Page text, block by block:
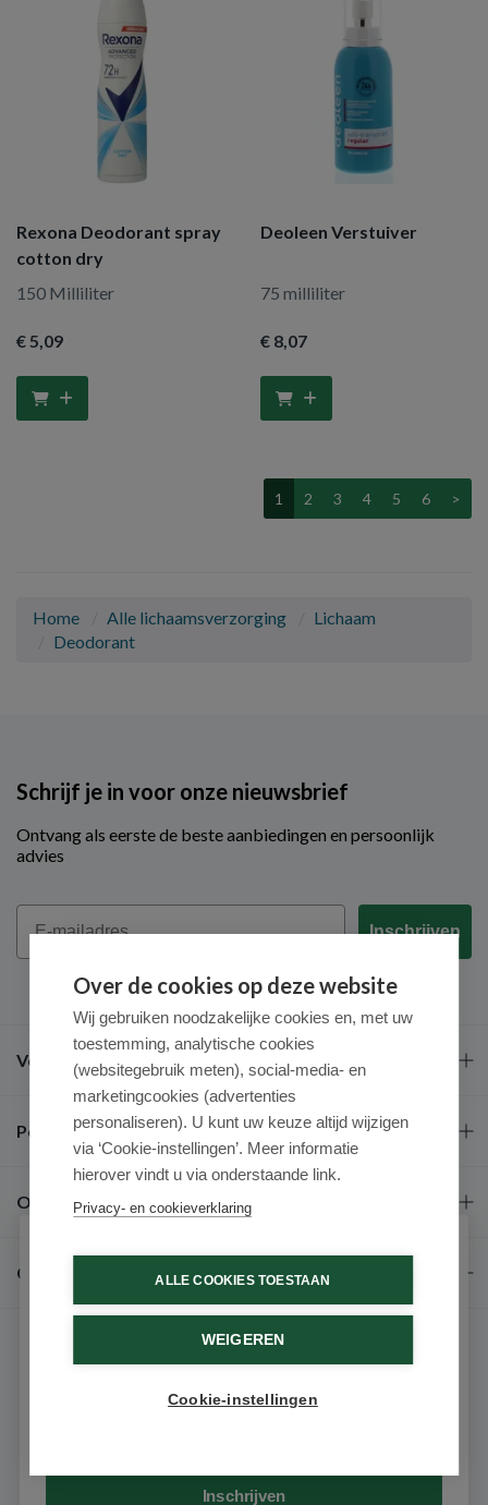
Rexona Deodorant spray
cotton dry
150 Milliliter
€ 5,09
Deoleen Verstuiver
75 milliliter
€ 8,07
1 2 3 4 5 6 >
Home Alle lichaamsverzorging
Lichaam
Deodorant
Schrijf je in voor onze nieuwsbrief
Ontvang als eerste de beste aanbiedingen en persoonlijk
advies
Email
Inschrijven
Veel gestelde vragen
Populaire merken
Over ons
Contact
Over de cookies op deze website
Wij gebruiken noodzakelijke cookies en, met uw
toestemming, analytische cookies
(websitegebruik meten), social-media- en
marketingcookies (advertenties
personaliseren). U kunt uw keuze altijd wijzigen
via ‘Cookie-instellingen’. Meer informatie
hierover vindt u via onderstaande link.
Privacy- en cookieverklaring
ALLE COOKIES TOESTAAN
WEIGEREN
Cookie-instellingen
Schrijf je in voor onze nieuwsbrief
Ontvang als eerste de beste aanbiedingen en persoonlijk
advies
Inschrijven